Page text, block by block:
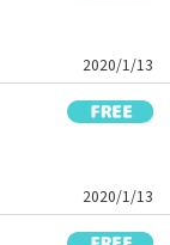
2020/1/13
2020/1/13